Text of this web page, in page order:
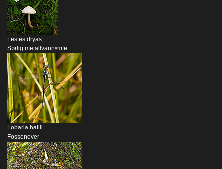
Lestes dryas
Sørlig metallvannymfe
Lobaria hallii
Fossenever